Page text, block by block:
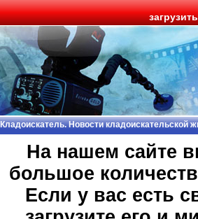
загрузить
Кладоискатель. Новости кладоискательской
На нашем сайте
большое
Если у вас есть